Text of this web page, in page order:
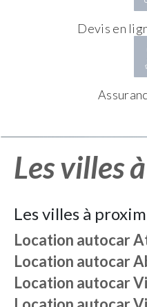
Devis en
Les villes
Les villes à
Location autocar
Location autocar
Location autocar